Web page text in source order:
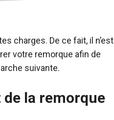
charges. De ce fait, il n’est
votre remorque afin de
suivante.
la remorque